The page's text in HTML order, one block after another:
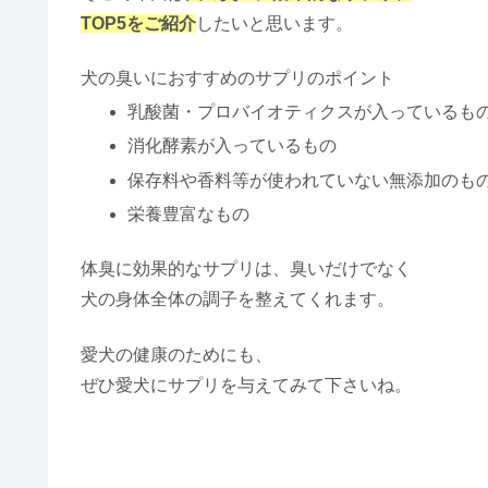
TOP5をご紹介したいと思います。
犬の臭いにおすすめのサプリのポイント
乳酸菌・プロバイオティクスが入っているも
消化酵素が入っているもの
保存料や香料等が使われていない無添加のも
栄養豊富なもの
体臭に効果的なサプリは、臭いだけでなく
犬の身体全体の調子を整えてくれます。
愛犬の健康のためにも、
ぜひ愛犬にサプリを与えてみて下さいね。